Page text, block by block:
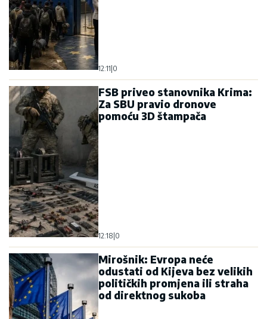
12:11 0
FSB priveo stanovnika Krima:
Za SBU pravio dronove
pomoću 3D štampača
12:18 0
Mirošnik: Evropa neće
odustati od Kijeva bez velikih
političkih promjena ili straha
od direktnog sukoba